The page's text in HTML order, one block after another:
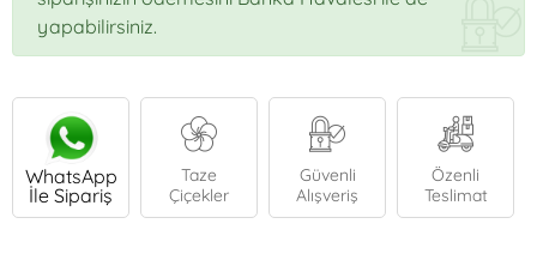
yapabilirsiniz.
WhatsApp
İle Sipariş
Taze
Çiçekler
Güvenli
Alışveriş
Özenli
Teslimat